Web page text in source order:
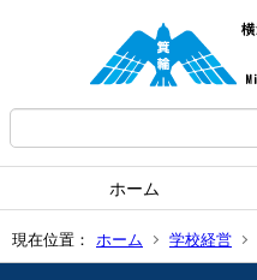
ホーム
現在位置： ホーム 学校経営